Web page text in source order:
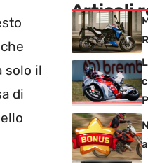
solo il
di
Articoli